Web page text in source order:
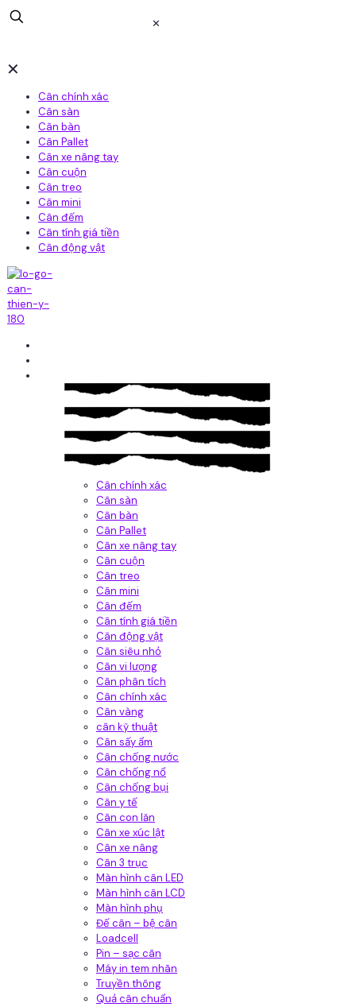
✕
✕
Cân chính xác
Cân sàn
Cân bàn
Cân Pallet
Cân xe nâng tay
Cân cuộn
Cân treo
Cân mini
Cân đếm
Cân tính giá tiền
Cân động vật
Cân chính xác
Cân sàn
Cân bàn
Cân Pallet
Cân xe nâng tay
Cân cuộn
Cân treo
Cân mini
Cân đếm
Cân tính giá tiền
Cân động vật
Cân siêu nhỏ
Cân vi lượng
Cân phân tích
Cân chính xác
Cân vàng
cân kỹ thuật
Cân sấy ẩm
Cân chống nước
Cân chống nổ
Cân chống bụi
Cân y tế
Cân con lăn
Cân xe xúc lật
Cân xe nâng
Cân 3 trục
Màn hình cân LED
Màn hình cân LCD
Màn hình phụ
Đế cân – bệ cân
Loadcell
Pin – sạc cân
Máy in tem nhãn
Truyền thông
Quả cân chuẩn